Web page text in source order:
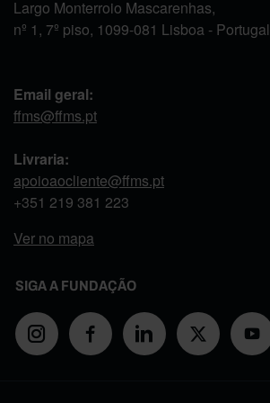
Largo Monterroio Mascarenhas,
nº 1, 7º piso, 1099-081 Lisboa - Portugal
Email geral:
ffms@ffms.pt
Livraria:
apoioaocliente@ffms.pt
+351 219 381 223
Ver no mapa
SIGA A FUNDAÇÃO